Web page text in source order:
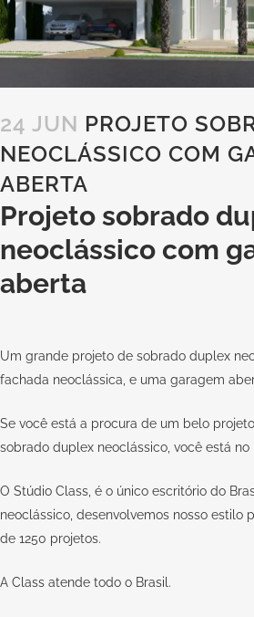
24 JUN PROJETO
NEOCLÁSSICO COM
ABERTA
Projeto sobrado
neoclássico com
aberta
Um grande projeto de sobrado duplex
fachada neoclássica, e uma garagem
Se você está a procura de um belo
sobrado duplex neoclássico, você está no
O Stúdio Class, é o único escritório do
neoclássico, desenvolvemos nosso estilo
de 1250 projetos.
A Class atende todo o Brasil.